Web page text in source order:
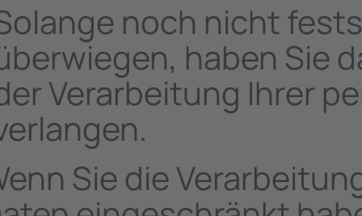
noch nicht
haben Sie
Verarbeitung Ihrer
Sie die